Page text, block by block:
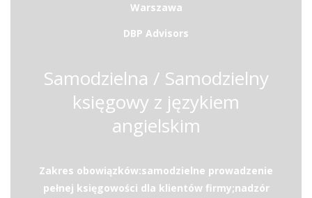
Warszawa
DBP Advisors
Samodzielna / Samodzielny
księgowy z językiem
angielskim
Zakres obowiązków:samodzielne prowadzenie
pełnej księgowości dla klientów firmy;nadzór